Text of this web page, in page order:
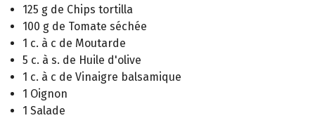
125 g de Chips tortilla
100 g de Tomate séchée
1 c. à c de Moutarde
5 c. à s. de Huile d'olive
1 c. à c de Vinaigre balsamique
1 Oignon
1 Salade